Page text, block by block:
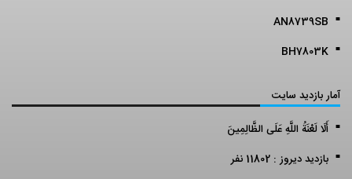
AN8739SB
BH7803K
آمار بازدید سایت
أَلَا لَعْنَةُ اللَّهِ عَلَى الظَّالِمِينَ
بازدید دیروز : 11802 نفر